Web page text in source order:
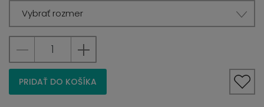
Vybrať rozmer
PRIDAŤ DO KOŠÍKA